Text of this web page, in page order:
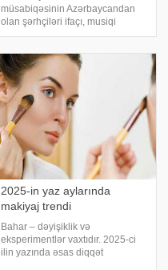
müsabiqəsinin Azərbaycandan
olan şərhçiləri ifaçı, musiqi
prodüsseri, musiqiçi və pedaqoq
televiziya və radio aparıcısı Ağa
Nadirov olacaq. xəbər verir ki, 69-
c
2025-in yaz aylarında
makiyaj trendi
Bahar – dəyişiklik və
eksperimentlər vaxtıdır. 2025-ci
ilin yazında əsas diqqət